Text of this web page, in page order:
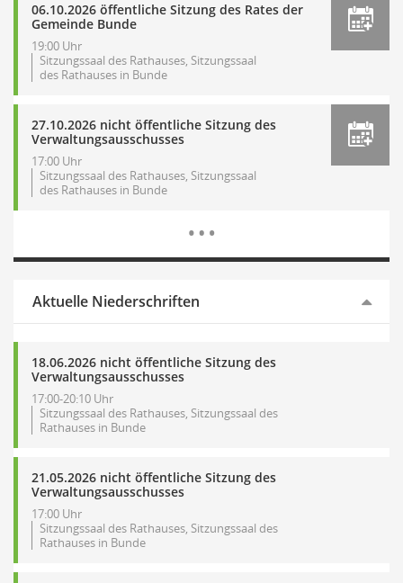
06.10.2026 öffentliche Sitzung des Rates der
Gemeinde Bunde
19:00 Uhr
Sitzungssaal des Rathauses, Sitzungssaal
des Rathauses in Bunde
27.10.2026 nicht öffentliche Sitzung des
Verwaltungsausschusses
17:00 Uhr
Sitzungssaal des Rathauses, Sitzungssaal
des Rathauses in Bunde
…
Aktuelle Niederschriften
18.06.2026 nicht öffentliche Sitzung des
Verwaltungsausschusses
17:00-20:10 Uhr
Sitzungssaal des Rathauses, Sitzungssaal des
Rathauses in Bunde
21.05.2026 nicht öffentliche Sitzung des
Verwaltungsausschusses
17:00 Uhr
Sitzungssaal des Rathauses, Sitzungssaal des
Rathauses in Bunde